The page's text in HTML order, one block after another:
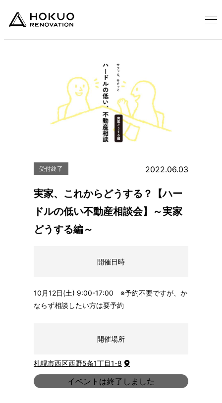
受付終了 2022.06.03
実家、これからどうする？【ハー
ドルの低い不動産相談会】～実家
どうする編～
開催日時
10月12日(土) 9:00-17:00 ※予約不要ですが、か
ならず相談したい方は要予約
開催場所
札幌市西区西野5条1丁目1-8
イベントは終了しました